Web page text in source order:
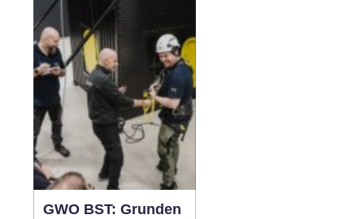
möts. I takt med att
kraven på hållbara
lösningar och hög
produktionssäkerhet ö...
GWO BST: Grunden